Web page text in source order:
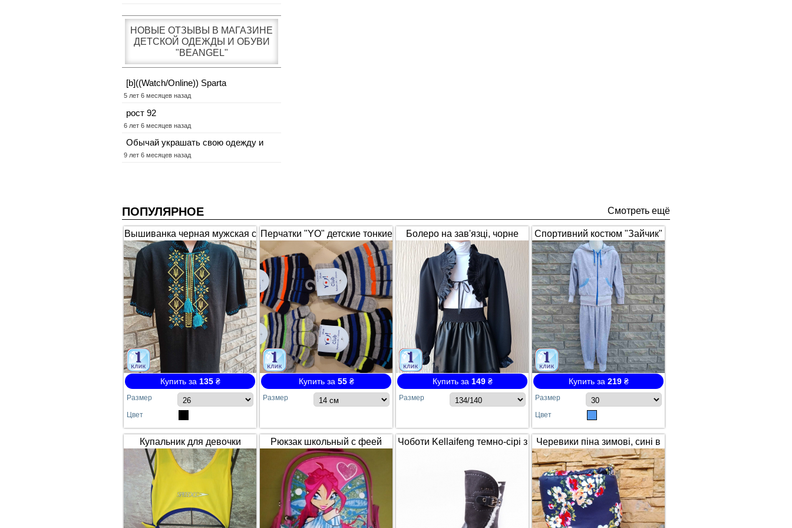
НОВЫЕ ОТЗЫВЫ В МАГАЗИНЕ
ДЕТСКОЙ ОДЕЖДЫ И ОБУВИ
"BEANGEL"
[b]((Watch/Online)) Sparta
5 лет 6 месяцев назад
рост 92
6 лет 6 месяцев назад
Обычай украшать свою одежду и
9 лет 6 месяцев назад
ПОПУЛЯРНОЕ Смотреть ещё
Вышиванка черная мужская с
коротким рукавом "Гербы"
Купить за 135₴
Размер
Цвет
Перчатки "YO" детские тонкие
полосатые
Купить за 55₴
Размер
Болеро на зав'язці, чорне
(1653)
Купить за 149₴
Размер
Спортивний костюм "Зайчик"
з вушками, сірий з синім 1672
(арт.326)
Купить за 219₴
Размер
Цвет
Купальник для девочки
SPEEDO жёлто-синий
сдельный №64
Рюкзак школьный с феей
Winx / Винкс
Чоботи Kellaifeng темно-сірі з
Черевики піна зимові, сині в
квітах